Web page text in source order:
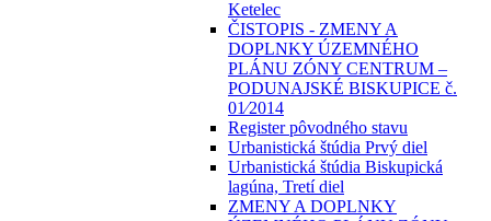
Ketelec
ČISTOPIS - ZMENY A
DOPLNKY ÚZEMNÉHO
PLÁNU ZÓNY CENTRUM –
PODUNAJSKÉ BISKUPICE č.
01⁄2014
Register pôvodného stavu
Urbanistická štúdia Prvý diel
Urbanistická štúdia Biskupická
lagúna, Tretí diel
ZMENY A DOPLNKY